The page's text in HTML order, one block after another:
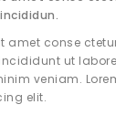
amet conse
ut
veniam.
elit.